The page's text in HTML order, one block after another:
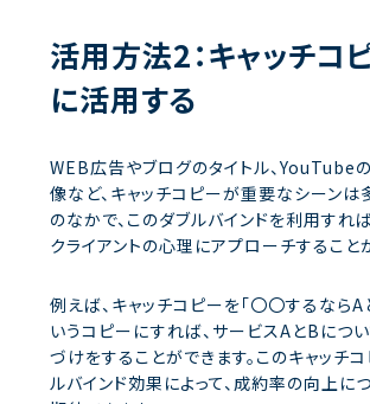
活用方法2：キャッチコ
に活用する
WEB広告やブログのタイトル、YouTube
像など、キャッチコピーが重要なシーンは
のなかで、このダブルバインドを利用すれ
クライアントの心理にアプローチすること
例えば、キャッチコピーを「〇〇するならA
いうコピーにすれば、サービスAとBにつ
づけをすることができます。このキャッチ
ルバインド効果によって、成約率の向上に